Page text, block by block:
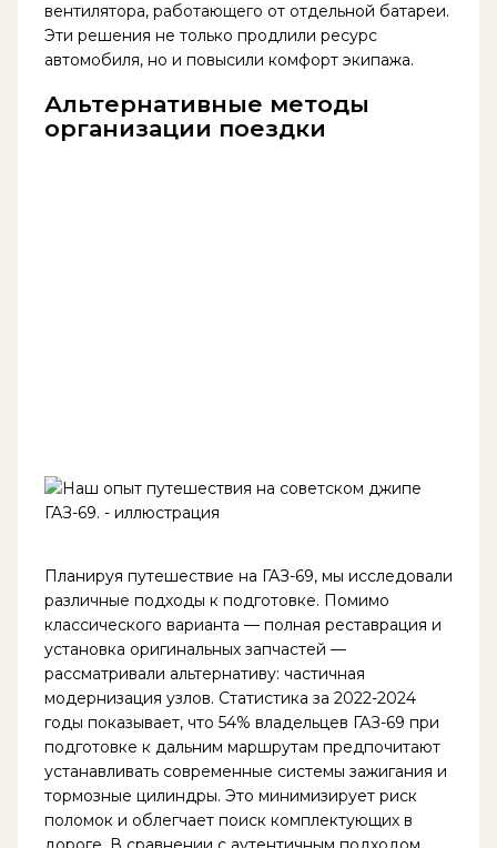
вентилятора, работающего от отдельной батареи.
Эти решения не только продлили ресурс
автомобиля, но и повысили комфорт экипажа.
Альтернативные методы
организации поездки
Планируя путешествие на ГАЗ-69, мы исследовали
различные подходы к подготовке. Помимо
классического варианта — полная реставрация и
установка оригинальных запчастей —
рассматривали альтернативу: частичная
модернизация узлов. Статистика за 2022-2024
годы показывает, что 54% владельцев ГАЗ-69 при
подготовке к дальним маршрутам предпочитают
устанавливать современные системы зажигания и
тормозные цилиндры. Это минимизирует риск
поломок и облегчает поиск комплектующих в